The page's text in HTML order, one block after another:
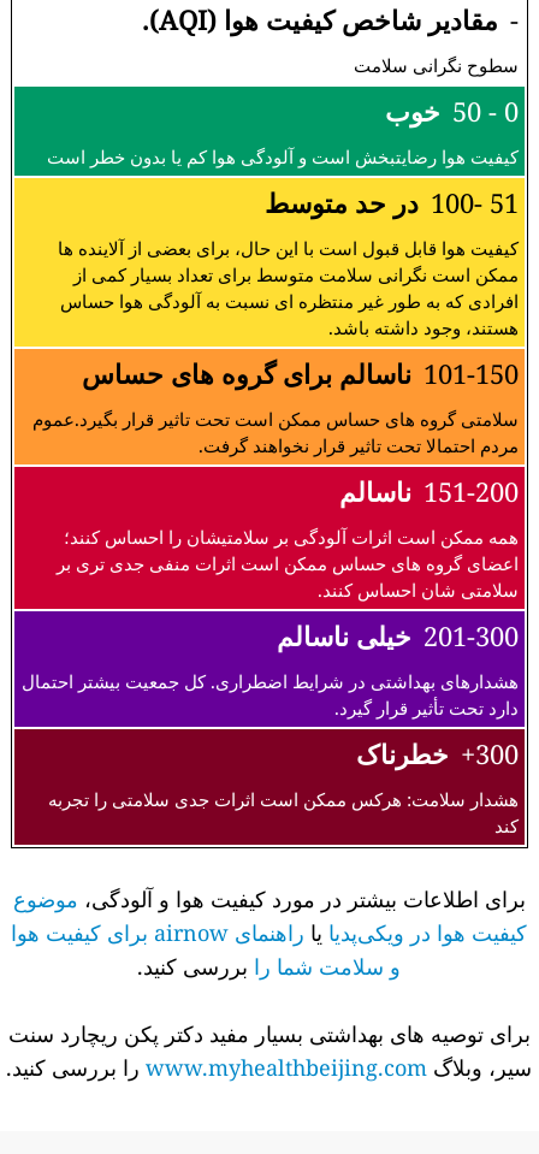
- مقادیر شاخص کیفیت هوا (AQI).
سطوح نگرانی سلامت
0 - 50 خوب
کیفیت هوا رضایتبخش است و آلودگی هوا کم یا بدون خطر است
51 -100 در حد متوسط
کیفیت هوا قابل قبول است با این حال، برای بعضی از آلاینده ها
ممکن است نگرانی سلامت متوسط برای تعداد بسیار کمی از
افرادی که به طور غیر منتظره ای نسبت به آلودگی هوا حساس
هستند، وجود داشته باشد.
101-150 ناسالم برای گروه های حساس
سلامتی گروه های حساس ممکن است تحت تاثیر قرار بگیرد.عموم
مردم احتمالا تحت تاثیر قرار نخواهند گرفت.
151-200 ناسالم
همه ممکن است اثرات آلودگی بر سلامتیشان را احساس کنند؛
اعضای گروه های حساس ممکن است اثرات منفی جدی تری بر
سلامتی شان احساس کنند.
201-300 خیلی ناسالم
هشدارهای بهداشتی در شرایط اضطراری. کل جمعیت بیشتر احتمال
دارد تحت تأثیر قرار گیرد.
300+ خطرناک
هشدار سلامت: هرکس ممکن است اثرات جدی سلامتی را تجربه
کند
برای اطلاعات بیشتر در مورد کیفیت هوا و آلودگی، موضوع
کیفیت هوا در ویکی‌پدیایا
راهنمای airnow برای کیفیت هوا
و سلامت شما را بررسی کنید.
برای توصیه های بهداشتی بسیار مفید دکتر پکن ریچارد سنت
سیر، وبلاگ www.myhealthbeijing.comرا بررسی کنید.